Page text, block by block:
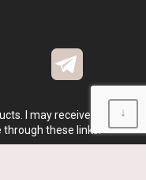
I may receive a small
these links.
↓